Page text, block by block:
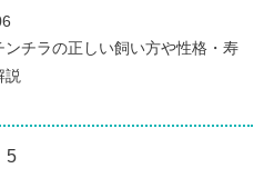
ンチラの正しい飼い方や性格・寿
説
5